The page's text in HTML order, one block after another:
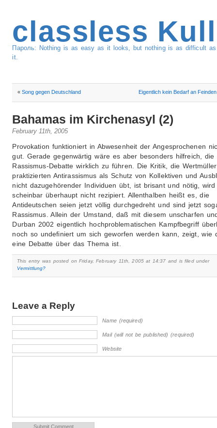
classless
Пароль: Nothing is as easy as it looks, but nothing is as difficult
it.
«Song gegen Deutschland Eigentlich kein Bedarf an
Bahamas im Kirchenasyl (2)
February 11th, 2005
Provokation funktioniert in Abwesenheit der Angesprochenen
gut. Gerade gegenwärtig wäre es aber besonders hilfreich, die
Rassismus-Debatte wirklich zu führen. Die Kritik, die
praktizierten Antirassismus als Schutz von Kollektiven und
nicht dazugehörender Individuen übt, ist brisant und nötig,
scheinbar überhaupt nicht rezipiert. Allenthalben heißt es, die
Antideutschen seien jetzt völlig durchgedreht und sind jetzt
Rassismus. Allein der Umstand, daß mit diesem unscharfen
Durban 2002 eigentlich hochproblematischen Kampfbegriff
noch so undefiniert um sich geworfen werden kann, zeigt, wie
eine Debatte über das Thema ist.
This entry was posted on Friday, February 11th, 2005 at 14:37 and is filed under
Vermittlung?
Leave a Reply
Name (required)
Mail (will not be published) (required)
Website